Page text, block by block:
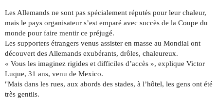
Les Allemands ne sont pas spécialement réputés pour leur chaleur,
mais le pays organisateur s’est emparé avec succès de la Coupe du
monde pour faire mentir ce préjugé.
Les supporters étrangers venus assister en masse au Mondial ont
découvert des Allemands exubérants, drôles, chaleureux.
« Vous les imaginez rigides et difficiles d’accès », explique Victor
Luque, 31 ans, venu de Mexico.
"Mais dans les rues, aux abords des stades, à l’hôtel, les gens ont été
très gentils.